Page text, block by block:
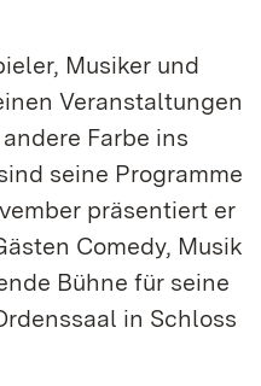
Musiker und
Veranstaltungen
Farbe ins
seine Programme
präsentiert er
Comedy, Musik
Bühne für seine
in Schloss